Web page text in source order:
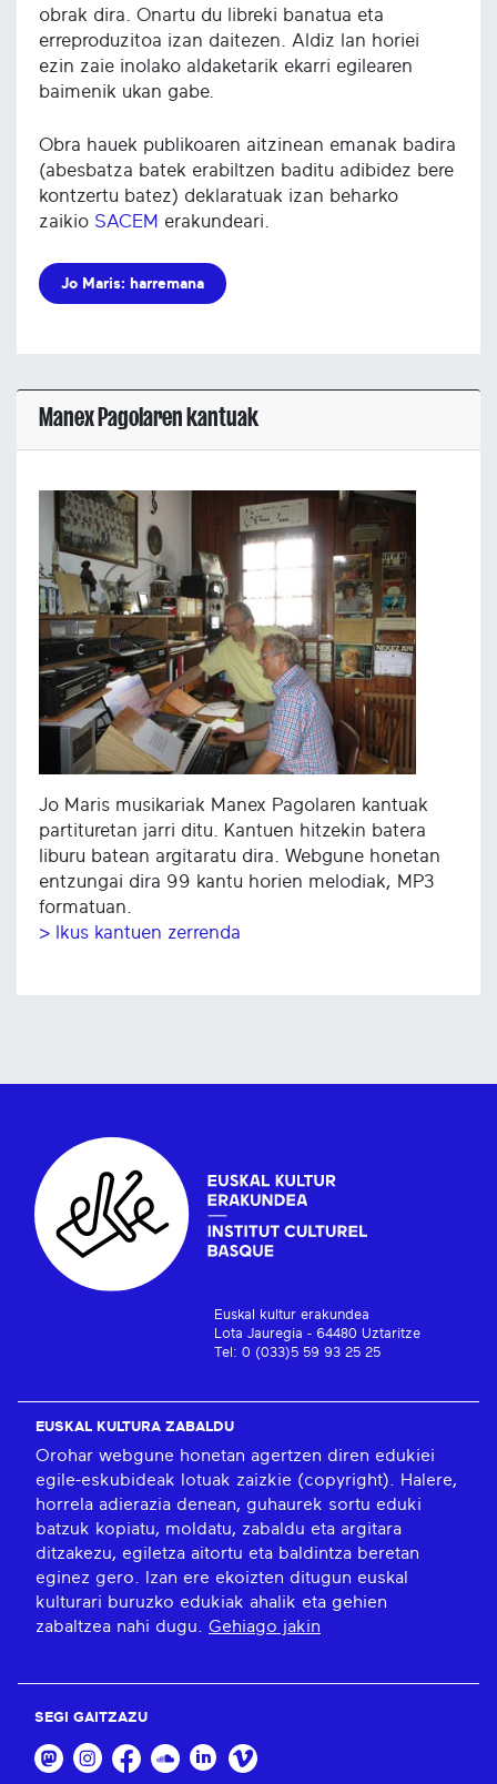
obrak dira. Onartu du libreki banatua eta
erreproduzitoa izan daitezen. Aldiz lan horiei
ezin zaie inolako aldaketarik ekarri egilearen
baimenik ukan gabe.
Obra hauek publikoaren aitzinean emanak badira
(abesbatza batek erabiltzen baditu adibidez bere
kontzertu batez) deklaratuak izan beharko
zaikio SACEM erakundeari.
Jo Maris: harremana
Manex Pagolaren kantuak
Jo Maris musikariak Manex Pagolaren kantuak
partituretan jarri ditu. Kantuen hitzekin batera
liburu batean argitaratu dira. Webgune honetan
entzungai dira 99 kantu horien melodiak, MP3
formatuan.
> Ikus kantuen zerrenda
Euskal kultur erakundea
Lota Jauregia - 64480 Uztaritze
Tel: 0 (033)5 59 93 25 25
EUSKAL KULTURA ZABALDU
Orohar webgune honetan agertzen diren edukiei
egile-eskubideak lotuak zaizkie (copyright). Halere,
horrela adierazia denean, guhaurek sortu eduki
batzuk kopiatu, moldatu, zabaldu eta argitara
ditzakezu, egiletza aitortu eta baldintza beretan
eginez gero. Izan ere ekoizten ditugun euskal
kulturari buruzko edukiak ahalik eta gehien
zabaltzea nahi dugu. Gehiago jakin
SEGI GAITZAZU